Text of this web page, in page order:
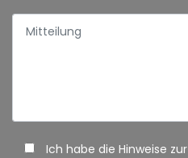
Ich habe die Hinweise zur